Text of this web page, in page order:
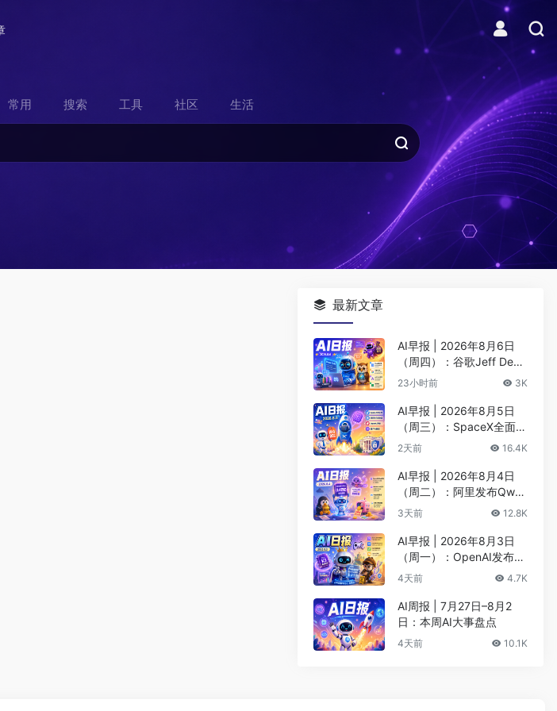
常用 搜索 工具 社区 生活
最新文章
AI早报 | 2026年8月6日
（周四）：谷歌Jeff Dean
创办AI科学公司、Meta发
23小时前 3K
AI早报 | 2026年8月5日
（周三）：SpaceX全面押
注英伟达布局太空AI、四
2天前 16.4K
AI早报 | 2026年8月4日
（周二）：阿里发布Qwen
3.8-Max旗舰模型、MiniM
3天前 12.8K
AI早报 | 2026年8月3日
（周一）：OpenAI发布Pr
esence、DNA证据被曝可
一句话生成3D游戏
4天前 4.7K
AI周报 | 7月27日–8月2
日：本周AI大事盘点
4天前 10.1K